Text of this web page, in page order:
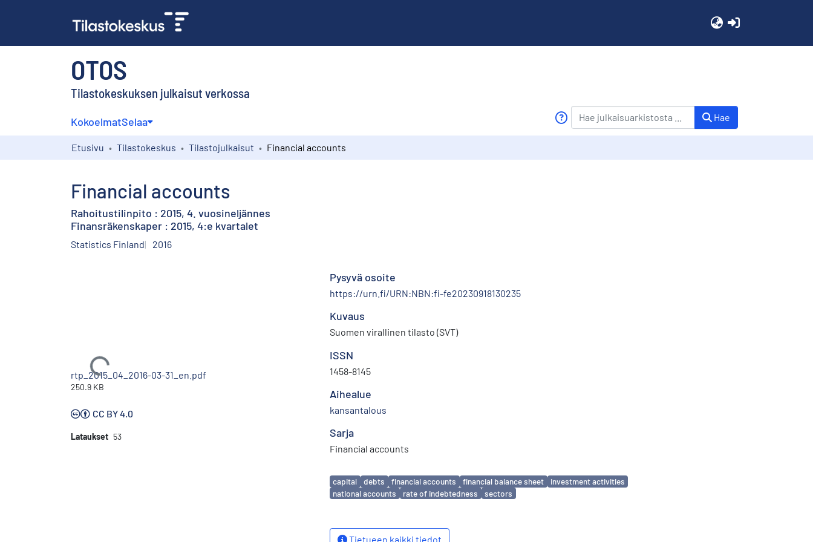
OTOS
Tilastokeskuksen julkaisut verkossa
KokoelmatSelaa Hae
Etusivu Tilastokeskus Tilastojulkaisut Financial accounts
Financial accounts
Rahoitustilinpito : 2015, 4. vuosineljännes
Finansräkenskaper : 2015, 4:e kvartalet
Statistics Finland 2016
Ladataan...
rtp_2015_04_2016-03-31_en.pdf
250.9 KB
CC BY 4.0
Lataukset 53
Pysyvä osoite
https://urn.fi/URN:NBN:fi-fe20230918130235
Kuvaus
Suomen virallinen tilasto (SVT)
ISSN
1458-8145
Aihealue
kansantalous
Sarja
Financial accounts
Avainsanat
capital debts financial accounts financial balance sheet
investment activities
national accounts
rate of indebtedness sectors
Tietueen kaikki tiedot